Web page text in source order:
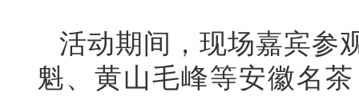
活动期间，现场嘉宾参
魁、黄山毛峰等安徽名